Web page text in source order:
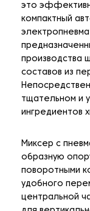
это
компактный
производства
составов из
тщательном и
ингредиентов
Миксер с
образную
поворотными
удобного
центральной